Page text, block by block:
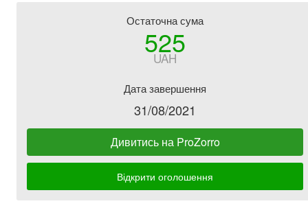
Остаточна сума
525
UAH
Дата завершення
31/08/2021
Дивитись на ProZorro
Відкрити оголошення